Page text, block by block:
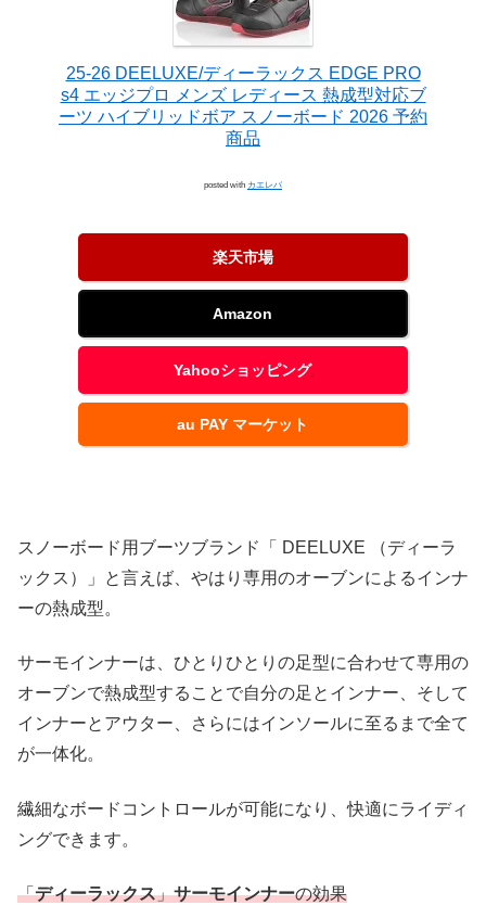
25-26 DEELUXE/ディーラックス EDGE PRO
s4 エッジプロ メンズ レディース 熱成型対応ブ
ーツ ハイブリッドボア スノーボード 2026 予約
商品
posted with カエレバ
楽天市場
Amazon
Yahooショッピング
au PAY マーケット
スノーボード用ブーツブランド「 DEELUXE （ディーラ
ックス）」と言えば、やはり専用のオーブンによるインナ
ーの熱成型。
サーモインナーは、ひとりひとりの足型に合わせて専用の
オーブンで熱成型することで自分の足とインナー、そして
インナーとアウター、さらにはインソールに至るまで全て
が一体化。
繊細なボードコントロールが可能になり、快適にライディ
ングできます。
「ディーラックス」サーモインナーの効果